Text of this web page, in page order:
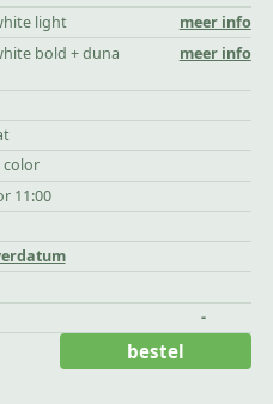
light
meer info
bold + duna
meer info
color
11:00
-
bestel